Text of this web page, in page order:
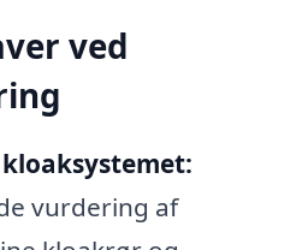
ved
vurdering af